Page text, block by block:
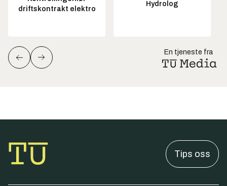
driftskontrakt elektro
Hydrolog
En tjeneste fra
Tips oss